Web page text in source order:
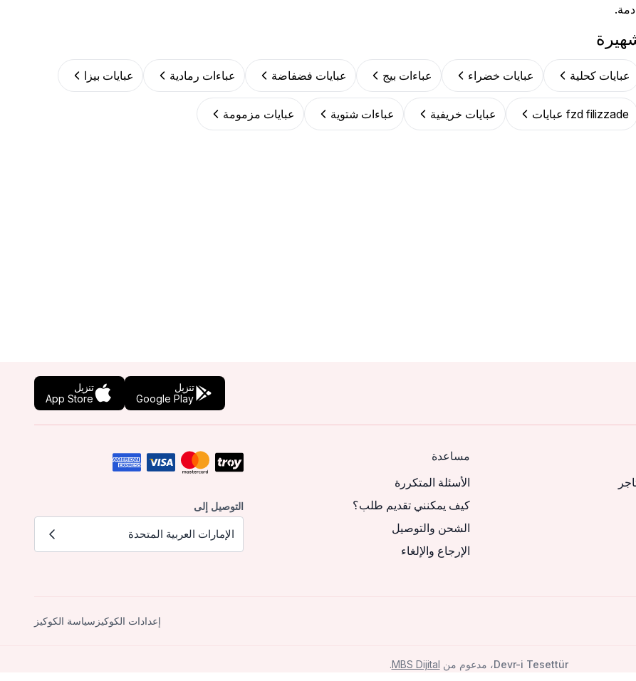
عبايات كحلية عبايات خضراء عباءات بيج عبايات فضفاضة عباءات رمادية عبايات بيزا
fzd filizzade عبايات عبايات خريفية عباءات شتوية عبايات مزمومة
تنزيل
Google Play
تنزيل
App Store
مساعدة
الأسئلة المتكررة
كيف يمكنني تقديم طلب؟
الشحن والتوصيل
الإرجاع والإلغاء
التوصيل إلى
الإمارات العربية المتحدة
إعدادات الكوكيز سياسة الكوكيز
Devr-i Tesettür، مدعوم من MBS Dijital
.